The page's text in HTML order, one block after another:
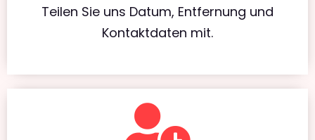
Teilen Sie uns Datum, Entfernung und
Kontaktdaten mit.